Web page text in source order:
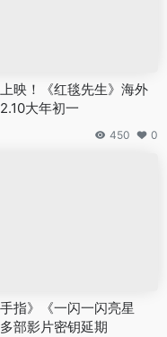
映！《红毯先生》海外
大年初一
450 0
手指》《一闪一闪亮星
部影片密钥延期